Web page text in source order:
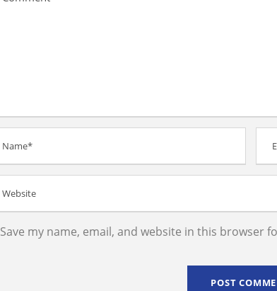
Save my name, email, and website in this browser